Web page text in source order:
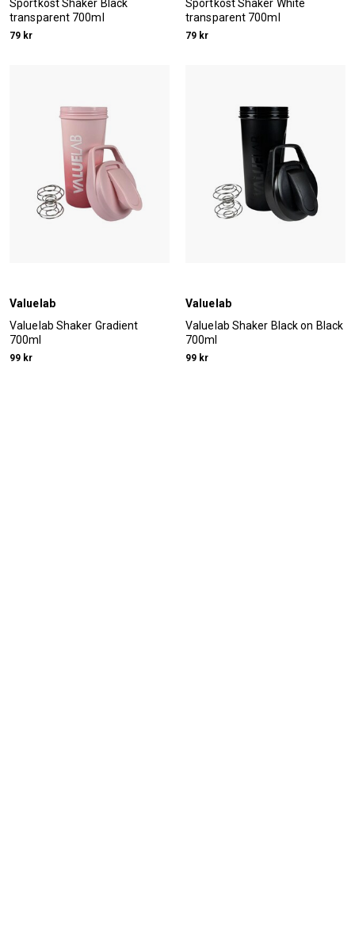
Sportkost Shaker Black
transparent 700ml
79 kr
Sportkost Shaker White
transparent 700ml
79 kr
Valuelab
Valuelab Shaker Gradient
700ml
99 kr
Valuelab
Valuelab Shaker Black on Black
700ml
99 kr